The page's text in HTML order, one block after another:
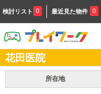
検討リスト 0 最近見た物件 0
花田医院
所在地